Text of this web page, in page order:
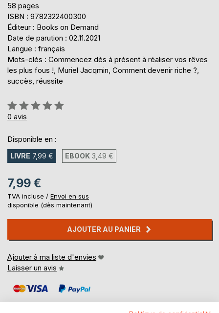
58 pages
ISBN : 9782322400300
Éditeur : Books on Demand
Date de parution : 02.11.2021
Langue : français
Mots-clés : Commencez dès à présent à réaliser vos rêves
les plus fous !, Muriel Jacqmin, Comment devenir riche ?,
succès, réussite
Évaluation:
0%
0 avis
Disponible en :
LIVRE 7,99 € EBOOK 3,49 €
7,99 €
TVA incluse / Envoi en sus
disponible (dès maintenant)
AJOUTER AU PANIER
Ajouter à ma liste d'envies
Laisser un avis